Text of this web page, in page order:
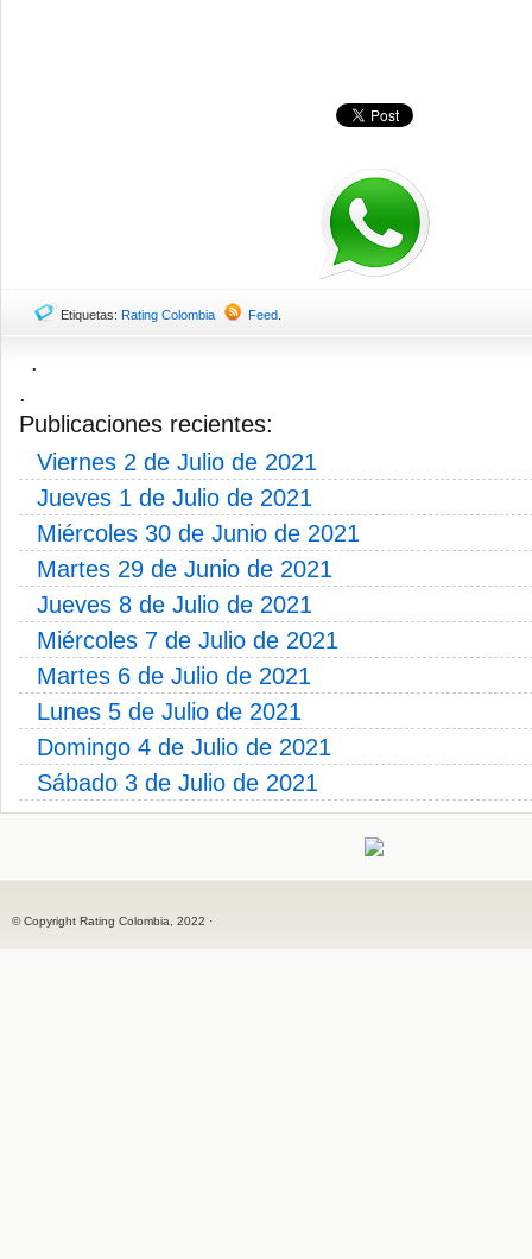
Etiquetas: Rating Colombia Feed
.
.
Publicaciones recientes:
Viernes 2 de Julio de 2021
Jueves 1 de Julio de 2021
Miércoles 30 de Junio de 2021
Martes 29 de Junio de 2021
Jueves 8 de Julio de 2021
Miércoles 7 de Julio de 2021
Martes 6 de Julio de 2021
Lunes 5 de Julio de 2021
Domingo 4 de Julio de 2021
Sábado 3 de Julio de 2021
© Copyright Rating Colombia, 2022 ·